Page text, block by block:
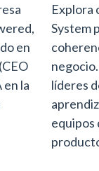
en
la
Explora
System
líderes
equipos